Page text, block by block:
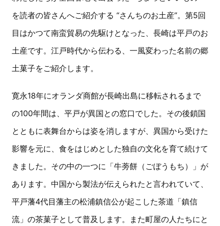
を読者の皆さんへご紹介する “さんちのお土産”。第5回
目はかつて南蛮貿易の先駆けとなった、長崎は平戸のお
土産です。江戸時代から伝わる、一風変わった名前の郷
土菓子をご紹介します。
寛永18年にオランダ商館が長崎出島に移転されるまで
の100年間は、平戸が異国との窓口でした。その後鎖国
とともに表舞台からは姿を消しますが、異国から受けた
影響を元に、食をはじめとした独自の文化を育て続けて
きました。その中の一つに「牛蒡餅（ごぼうもち）」が
あります。中国から製法が伝えられたと言われていて、
平戸藩4代目藩主の松浦鎮信公が起こした茶道「鎮信
流」の茶菓子として普及します。また町屋の人たちにと